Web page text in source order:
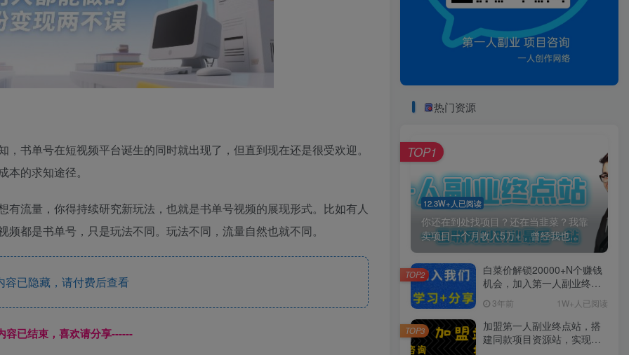
书单号在短视频平台诞生的同时就出现了，但直到现在还是很受欢迎。
的求知途径。
流量，你得持续研究新玩法，也就是书单号视频的展现形式。比如有人
都是书单号，只是玩法不同。玩法不同，流量自然也就不同。
已隐藏，请付费后查看
容已结束，喜欢请分享------
热门资源
12.3W+人已阅读
你还在到处找项目？还在当韭菜？我靠
卖项目一个月收入5万+，曾经我也...
TOP1
白菜价解锁20000+N个赚钱
机会，加入第一人副业终点
习。3年前 1W+人已阅读
TOP2
加盟第一人副业终点站，搭
建同款项目资源站，实现日
TOP3